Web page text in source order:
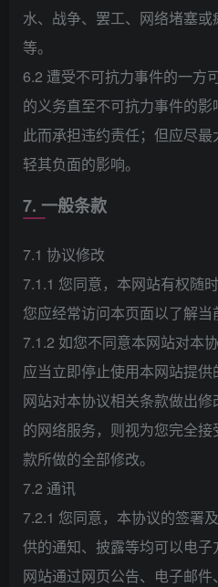
水、战争、罢工、网络堵塞
等。
6.2 遭受不可抗力事件的一方
的义务直至不可抗力事件的
此而承担违约责任；但应尽
轻其负面的影响。
7. 一般条款
7.1 协议修改
7.1.1 您同意，本网站有权随
您应经常访问本页面以了解当
7.1.2 如您不同意本网站对本
应当立即停止使用本网站提
网站对本协议相关条款做出
的网络服务，则视为您完全
款所做的全部修改。
7.2 通讯
7.2.1 您同意，本协议的签署
供的通知、披露等均可以电
网站通过网页公告、电子邮